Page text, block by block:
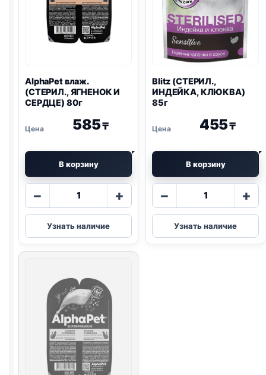
AlphaPet влаж.
(СТЕРИЛ., ЯГНЕНОК И
СЕРДЦЕ) 80г
585₸
В корзину
−
Количество
AlphaPet
влаж.
(СТЕРИЛ.,
СЕРДЦЕ)
80г
+
Узнать наличие
Blitz (СТЕРИЛ.,
ИНДЕЙКА, КЛЮКВА)
85г
455₸
В корзину
−
Количество
Blitz
(СТЕРИЛ.,
ИНДЕЙКА,
+
Узнать наличие